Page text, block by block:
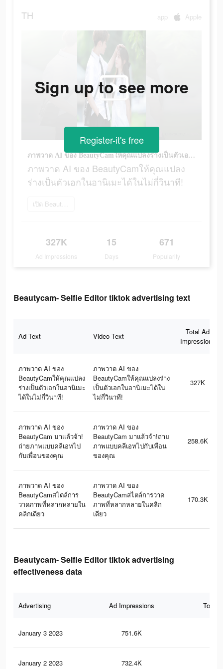
TH app Apple
ภาพวาด AI ของ BeautyCamให้คุณแปลงร่างเป็นตัวเอกในอานิเมะได้ในไม่กี่วินาที!
ภาพวาด AI ของ BeautyCamให้คุณแปลง
ร่างเป็นตัวเอกในอานิเมะได้ในไม่กี่วินาที!
เปิด Beautycam
327K
Ad Impressions
15
Days
671
Popularity
Sign up to see more
Register-it's free
Beautycam- Selfie Editor tiktok advertising text
Ad Text Video Text
Total Ad
Impressions
ภาพวาด AI ของ
BeautyCamให้คุณแปลง
ร่างเป็นตัวเอกในอานิเมะ
ได้ในไม่กี่วินาที!
ภาพวาด AI ของ
BeautyCamให้คุณแปลงร่าง
เป็นตัวเอกในอานิเมะได้ใน
ไม่กี่วินาที!
327K
ภาพวาด AI ของ
BeautyCam มาแล้วจ้า!
ถ่ายภาพแบบคลีเอทไป
กับเพื่อนของคุณ
ภาพวาด AI ของ
BeautyCam มาแล้วจ้า!ถ่าย
ภาพแบบคลีเอทไปกับเพื่อน
ของคุณ
258.6K
ภาพวาด AI ของ
BeautyCamสไตล์การ
วาดภาพที่หลากหลายใน
คลิกเดียว
ภาพวาด AI ของ
BeautyCamสไตล์การวาด
ภาพที่หลากหลายในคลิก
เดียว
170.3K
Beautycam- Selfie Editor tiktok advertising
effectiveness data
Advertising Ad Impressions Total
January 3 2023 751.6K
January 2 2023 732.4K